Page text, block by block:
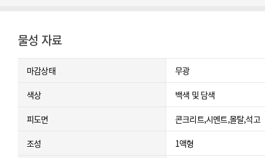
물성 자료
마감상태 무광
색상 백색 및 담색
피도면 콘크리트,시멘트,몰탈,석고
조성 1액형